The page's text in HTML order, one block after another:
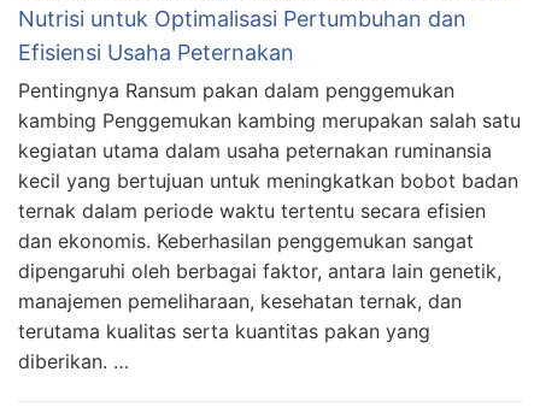
Nutrisi untuk Optimalisasi Pertumbuhan dan
Efisiensi Usaha Peternakan
Pentingnya Ransum pakan dalam penggemukan
kambing Penggemukan kambing merupakan salah satu
kegiatan utama dalam usaha peternakan ruminansia
kecil yang bertujuan untuk meningkatkan bobot badan
ternak dalam periode waktu tertentu secara efisien
dan ekonomis. Keberhasilan penggemukan sangat
dipengaruhi oleh berbagai faktor, antara lain genetik,
manajemen pemeliharaan, kesehatan ternak, dan
terutama kualitas serta kuantitas pakan yang
diberikan. …